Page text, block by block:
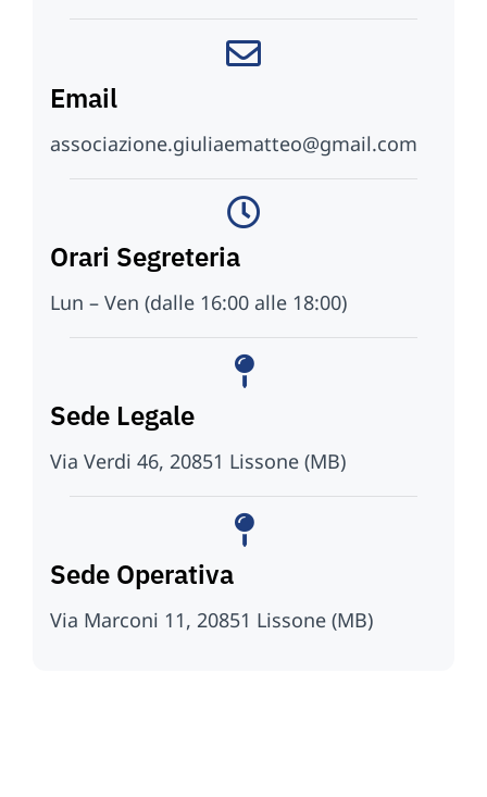
Email
associazione.giuliaematteo@gmail.com
Orari Segreteria
Lun – Ven (dalle 16:00 alle 18:00)
Sede Legale
Via Verdi 46, 20851 Lissone (MB)
Sede Operativa
Via Marconi 11, 20851 Lissone (MB)